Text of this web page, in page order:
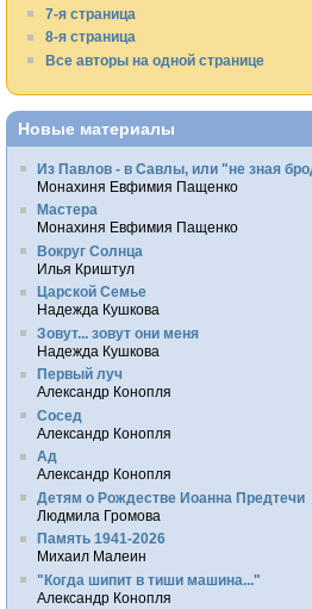
7-я страница
8-я страница
Все авторы на одной странице
Новые материалы
Из Павлов - в Савлы, или "не зная
Монахиня Евфимия Пащенко
Мастера
Монахиня Евфимия Пащенко
Вокруг Солнца
Илья Криштул
Царской Семье
Надежда Кушкова
Зовут... зовут они меня
Надежда Кушкова
Первый луч
Александр Конопля
Сосед
Александр Конопля
Ад
Александр Конопля
Детям о Рождестве Иоанна Предтечи
Людмила Громова
Память 1941-2026
Михаил Малеин
"Когда шипит в тиши машина..."
Александр Конопля